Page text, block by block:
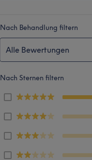
Nach Behandlung filtern
Alle Bewertungen
Nach Sternen filtern